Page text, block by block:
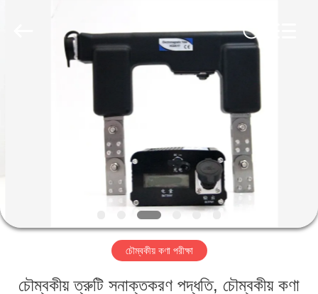
কারখানা
চৌম্বকীয় কণা পরীক্ষা
চৌম্বকীয় ত্রুটি সনাক্তকরণ পদ্ধতি, চৌম্বকীয় কণা